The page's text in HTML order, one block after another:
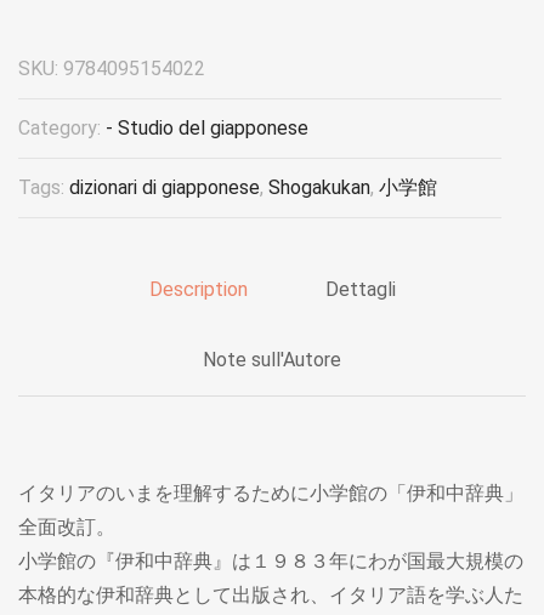
SKU: 9784095154022
Category: - Studio del giapponese
Tags: dizionari di giapponese, Shogakukan, 小学館
Description Dettagli
Note sull'Autore
イタリアのいまを理解するために小学館の「伊和中辞典」
全面改訂。
小学館の『伊和中辞典』は１９８３年にわが国最大規模の
本格的な伊和辞典として出版され、イタリア語を学ぶ人た